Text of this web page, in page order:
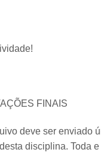
FINAIS
deve ser enviado
desta disciplina. Toda